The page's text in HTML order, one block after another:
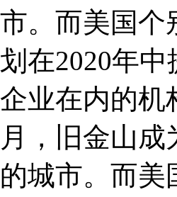
市。而美国个
划在2020年
企业在内的
月，旧金山
的城市。而美